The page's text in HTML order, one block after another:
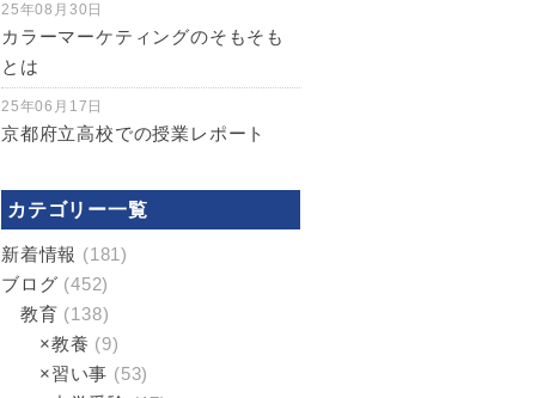
25年08月30日
カラーマーケティングのそもそも
とは
25年06月17日
京都府立高校での授業レポート
カテゴリー一覧
新着情報 (181)
ブログ (452)
教育 (138)
×教養 (9)
×習い事 (53)